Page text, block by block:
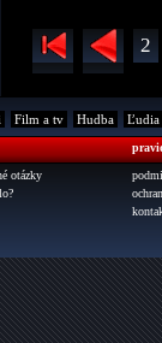
2
Film a tv Hudba Ľudia
otázky